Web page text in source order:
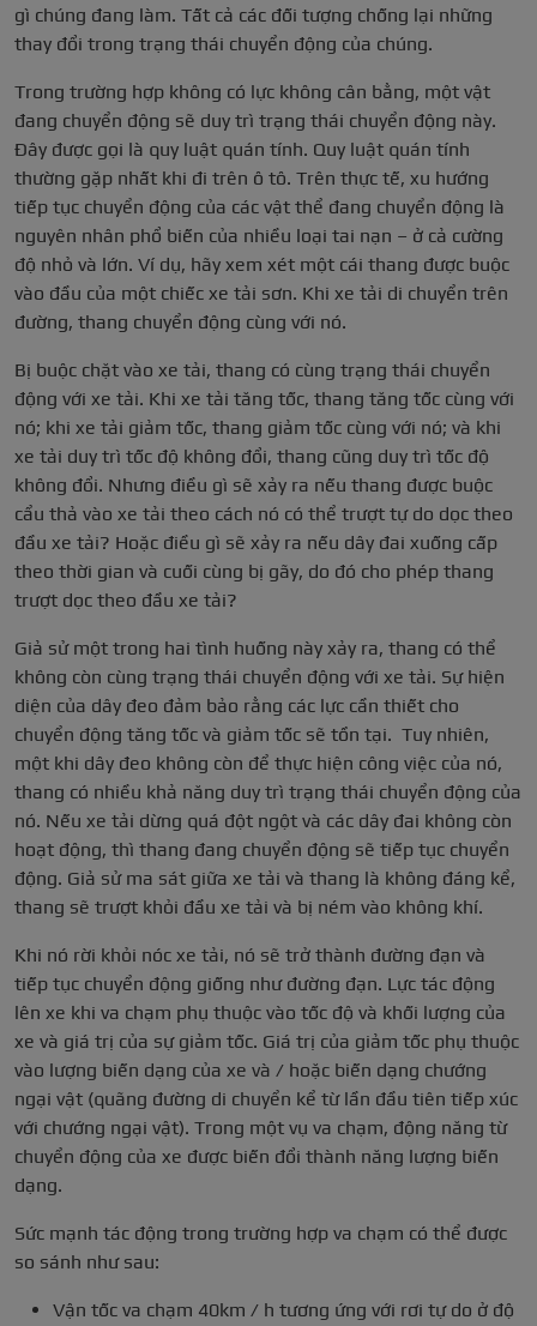
gì chúng đang làm. Tất cả các đối tượng chống lại những
thay đổi trong trạng thái chuyển động của chúng.
Trong trường hợp không có lực không cân bằng, một vật
đang chuyển động sẽ duy trì trạng thái chuyển động này.
Đây được gọi là quy luật quán tính. Quy luật quán tính
thường gặp nhất khi đi trên ô tô. Trên thực tế, xu hướng
tiếp tục chuyển động của các vật thể đang chuyển động là
nguyên nhân phổ biến của nhiều loại tai nạn – ở cả cường
độ nhỏ và lớn. Ví dụ, hãy xem xét một cái thang được buộc
vào đầu của một chiếc xe tải sơn. Khi xe tải di chuyển trên
đường, thang chuyển động cùng với nó.
Bị buộc chặt vào xe tải, thang có cùng trạng thái chuyển
động với xe tải. Khi xe tải tăng tốc, thang tăng tốc cùng với
nó; khi xe tải giảm tốc, thang giảm tốc cùng với nó; và khi
xe tải duy trì tốc độ không đổi, thang cũng duy trì tốc độ
không đổi. Nhưng điều gì sẽ xảy ra nếu thang được buộc
cẩu thả vào xe tải theo cách nó có thể trượt tự do dọc theo
đầu xe tải? Hoặc điều gì sẽ xảy ra nếu dây đai xuống cấp
theo thời gian và cuối cùng bị gãy, do đó cho phép thang
trượt dọc theo đầu xe tải?
Giả sử một trong hai tình huống này xảy ra, thang có thể
không còn cùng trạng thái chuyển động với xe tải. Sự hiện
diện của dây đeo đảm bảo rằng các lực cần thiết cho
chuyển động tăng tốc và giảm tốc sẽ tồn tại. Tuy nhiên,
một khi dây đeo không còn để thực hiện công việc của nó,
thang có nhiều khả năng duy trì trạng thái chuyển động của
nó. Nếu xe tải dừng quá đột ngột và các dây đai không còn
hoạt động, thì thang đang chuyển động sẽ tiếp tục chuyển
động. Giả sử ma sát giữa xe tải và thang là không đáng kể,
thang sẽ trượt khỏi đầu xe tải và bị ném vào không khí.
Khi nó rời khỏi nóc xe tải, nó sẽ trở thành đường đạn và
tiếp tục chuyển động giống như đường đạn. Lực tác động
lên xe khi va chạm phụ thuộc vào tốc độ và khối lượng của
xe và giá trị của sự giảm tốc. Giá trị của giảm tốc phụ thuộc
vào lượng biến dạng của xe và / hoặc biến dạng chướng
ngại vật (quãng đường di chuyển kể từ lần đầu tiên tiếp xúc
với chướng ngại vật). Trong một vụ va chạm, động năng từ
chuyển động của xe được biến đổi thành năng lượng biến
dạng.
Sức mạnh tác động trong trường hợp va chạm có thể được
so sánh như sau:
Vận tốc va chạm 40km / h tương ứng với rơi tự do ở độ